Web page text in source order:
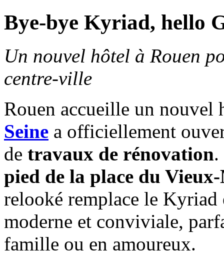
Bye-bye Kyriad, hello
Un nouvel hôtel à Rouen
centre-ville
Rouen accueille un
Seine a officiellement
de travaux de rénovation.
pied de la place du
relooké remplace le Kyriad
moderne et conviviale,
famille ou en amoureux.